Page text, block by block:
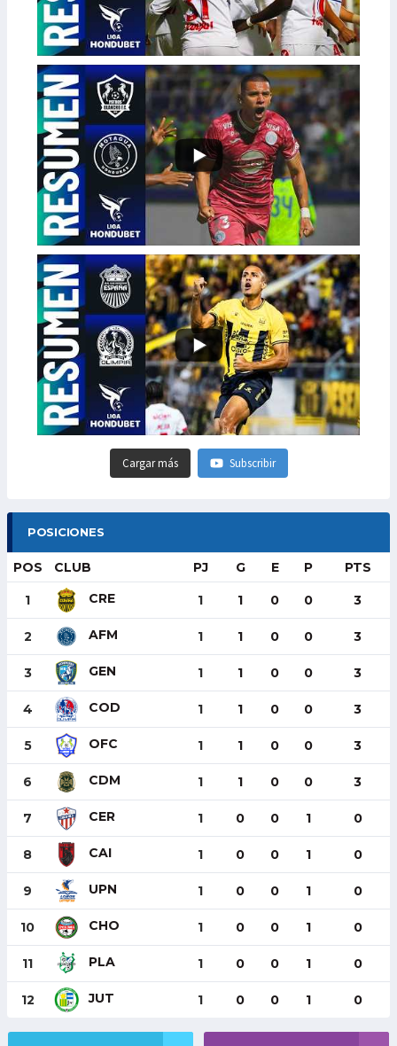
Cargar más Subscribir
POSICIONES
POS CLUB PJ G E P PTS
1 CRE 1 1 0 0 3
2 AFM 1 1 0 0 3
3 GEN 1 1 0 0 3
4 COD 1 1 0 0 3
5 OFC 1 1 0 0 3
6 CDM 1 1 0 0 3
7 CER 1 0 0 1 0
8 CAI 1 0 0 1 0
9 UPN 1 0 0 1 0
10 CHO 1 0 0 1 0
11 PLA 1 0 0 1 0
12 JUT 1 0 0 1 0